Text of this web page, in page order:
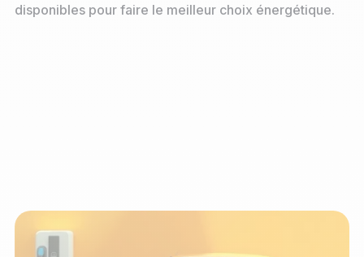
disponibles pour faire le meilleur choix énergétique.